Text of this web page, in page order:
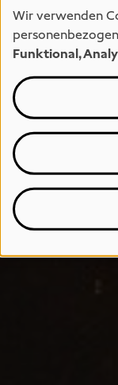
Wir verwenden
Funktional,